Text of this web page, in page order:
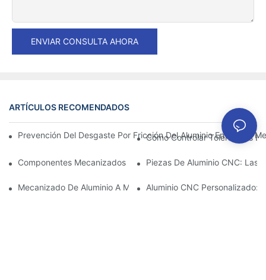
ENVIAR CONSULTA AHORA
ARTÍCULOS RECOMENDADOS
Prevención Del Desgaste Por Fricción Del Aluminio En Piezas
Cómo Controlar Tolerancias
Componentes Mecanizados De Aluminio: Personalización Para
Piezas De Aluminio CNC: Las
Mecanizado De Aluminio A Medida: Explorando Las Últimas
Aluminio CNC Personalizado: